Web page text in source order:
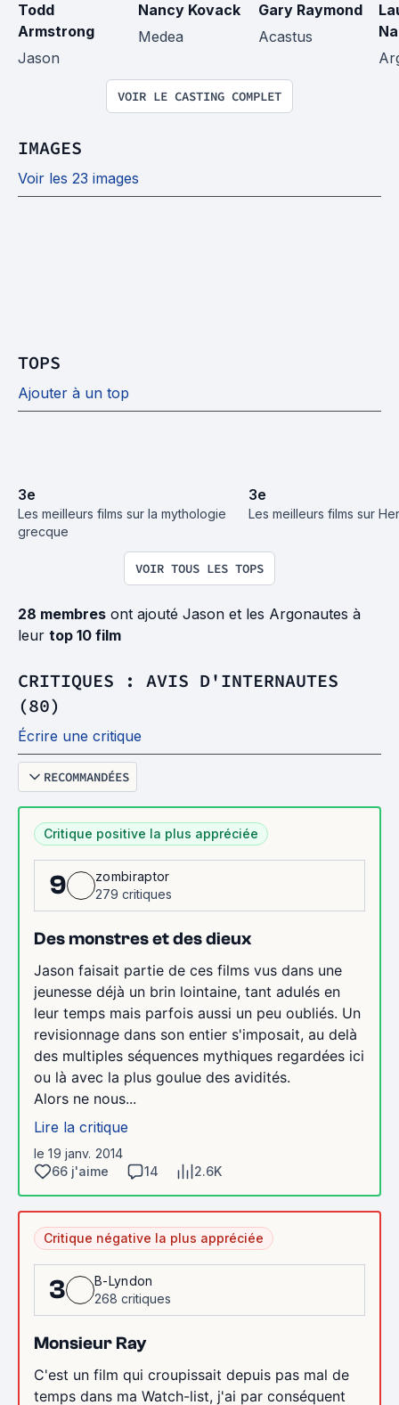
Todd
Armstrong
Jason
Nancy Kovack
Medea
Gary Raymond
Acastus
VOIR LE CASTING COMPLET
IMAGES
Voir les 23 images
TOPS
Ajouter à un top
3e
Les meilleurs films sur la mythologie
grecque
3e
Les meilleurs films sur
VOIR TOUS LES TOPS
28 membres ont ajouté Jason et les Argonautes à
leur top 10 film
CRITIQUES : AVIS D'INTERNAUTES
(80)
Écrire une critique
RECOMMANDÉES
Critique positive la plus appréciée
9
zombiraptor
279 critiques
Des monstres et des dieux
Jason faisait partie de ces films vus dans une
jeunesse déjà un brin lointaine, tant adulés en
leur temps mais parfois aussi un peu oubliés. Un
revisionnage dans son entier s'imposait, au delà
des multiples séquences mythiques regardées ici
ou là avec la plus goulue des avidités.
Alors ne nous...
Lire la critique
le 19 janv. 2014
66 j'aime
14 2.6K
Critique négative la plus appréciée
3
B-Lyndon
268 critiques
Monsieur Ray
C'est un film qui croupissait depuis pas mal de
temps dans ma Watch-list, j'ai par conséquent